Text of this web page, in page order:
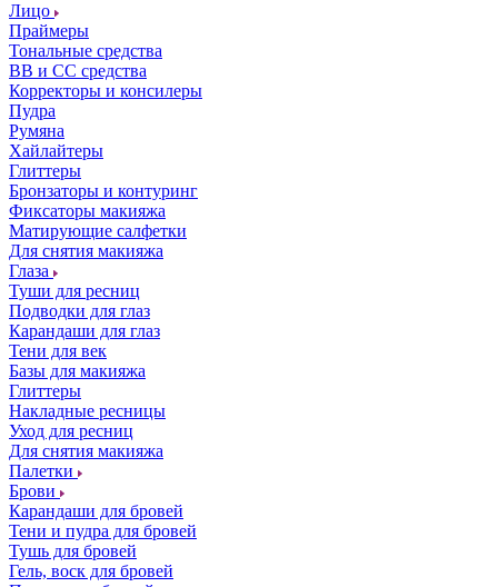
Лицо
Праймеры
Тональные средства
ВВ и СС средства
Корректоры и консилеры
Пудра
Румяна
Хайлайтеры
Глиттеры
Бронзаторы и контуринг
Фиксаторы макияжа
Матирующие салфетки
Для снятия макияжа
Глаза
Туши для ресниц
Подводки для глаз
Карандаши для глаз
Тени для век
Базы для макияжа
Глиттеры
Накладные ресницы
Уход для ресниц
Для снятия макияжа
Палетки
Брови
Карандаши для бровей
Тени и пудра для бровей
Тушь для бровей
Гель, воск для бровей